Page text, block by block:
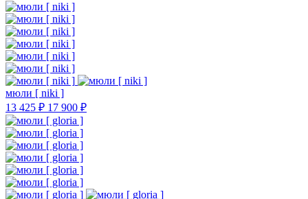
мюли [ niki ]
13 425 ₽ 17 900 ₽